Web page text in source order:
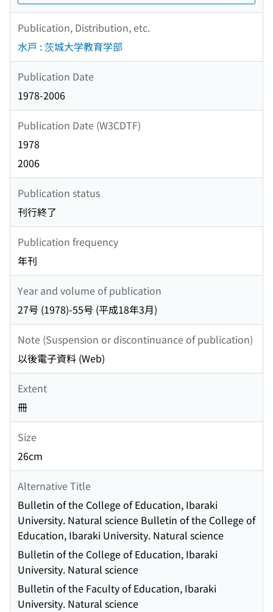
Publication, Distribution, etc.
水戸 : 茨城大学教育学部
Publication Date
1978-2006
Publication Date (W3CDTF)
1978
2006
Publication status
刊行終了
Publication frequency
年刊
Year and volume of publication
27号 (1978)-55号 (平成18年3月)
Note (Suspension or discontinuance of publication)
以後電子資料 (Web)
Extent
冊
Size
26cm
Alternative Title
Bulletin of the College of Education, Ibaraki
University. Natural science Bulletin of the College of
Education, Ibaraki University. Natural science
Bulletin of the College of Education, Ibaraki
University. Natural science
Bulletin of the Faculty of Education, Ibaraki
University. Natural science